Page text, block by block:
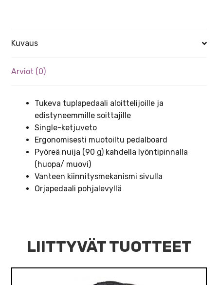
Kuvaus
Arviot (0)
Tukeva tuplapedaali aloittelijoille ja
edistyneemmille soittajille
Single-ketjuveto
Ergonomisesti muotoiltu pedalboard
Pyöreä nuija (90 g) kahdella lyöntipinnalla
(huopa/ muovi)
Vanteen kiinnitysmekanismi sivulla
Orjapedaali pohjalevyllä
LIITTYVÄT TUOTTEET